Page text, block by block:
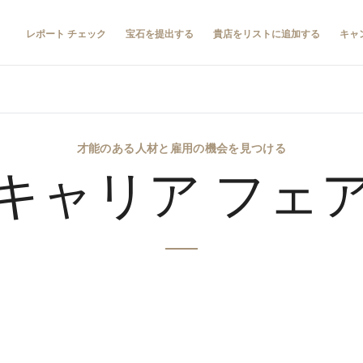
レポート チェック 宝石を提出する 貴店をリストに追加する キャ
才能のある人材と雇用の機会を見つける
ャリア フェ